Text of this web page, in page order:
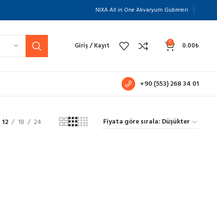
NIXA All in One Akvaryum Gübreleri.
Giriş / Kayıt 0 0.00₺
+90 (553) 268 34 01
12 18 24